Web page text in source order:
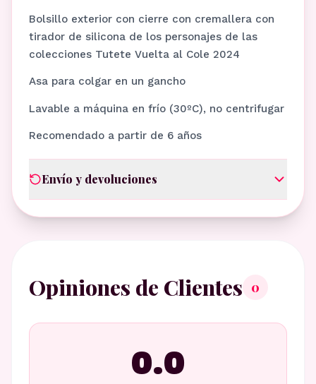
Bolsillo exterior con cierre con cremallera con
tirador de silicona de los personajes de las
colecciones Tutete Vuelta al Cole 2024
Asa para colgar en un gancho
Lavable a máquina en frío (30ºC), no centrifugar
Recomendado a partir de 6 años
Envío y devoluciones
Opiniones de Clientes 0
0.0